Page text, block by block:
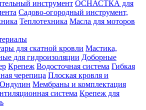
инструмент ОСНАСТКА для
Садово-огородный инструмент,
Теплотехника Масла для моторов
для скатной кровли Мастика,
для гидроизоляции Доборные
Крепеж Водосточная система Гибкая
черепица Плоская кровля и
Ондулин Мембраны и комплектация
система Крепеж для